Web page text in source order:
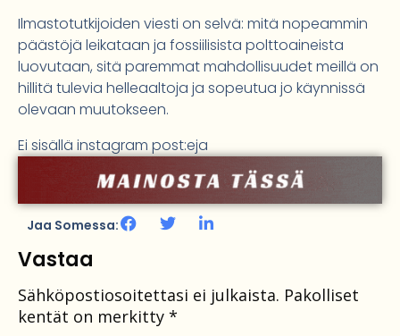
Ilmastotutkijoiden viesti on selvä: mitä nopeammin
päästöjä leikataan ja fossiilisista polttoaineista
luovutaan, sitä paremmat mahdollisuudet meillä on
hillitä tulevia helleaaltoja ja sopeutua jo käynnissä
olevaan muutokseen.
Ei sisällä instagram post:eja
Jaa Somessa:
Vastaa
Sähköpostiosoitettasi ei julkaista. Pakolliset
kentät on merkitty *